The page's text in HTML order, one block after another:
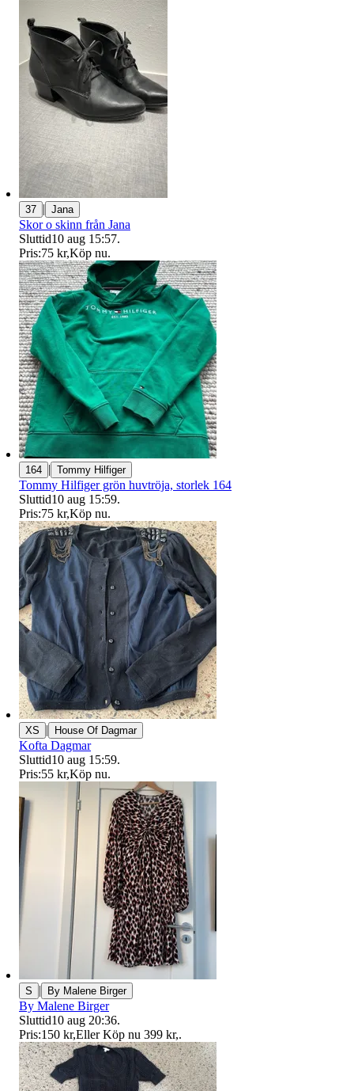
37 | Jana
Skor o skinn från Jana
Sluttid10 aug 15:57.
Pris:75 kr,Köp nu.
164 | Tommy Hilfiger
Tommy Hilfiger grön huvtröja, storlek 164
Sluttid10 aug 15:59.
Pris:75 kr,Köp nu.
XS | House Of Dagmar
Kofta Dagmar
Sluttid10 aug 15:59.
Pris:55 kr,Köp nu.
S | By Malene Birger
By Malene Birger
Sluttid10 aug 20:36.
Pris:150 kr,Eller Köp nu 399 kr,.